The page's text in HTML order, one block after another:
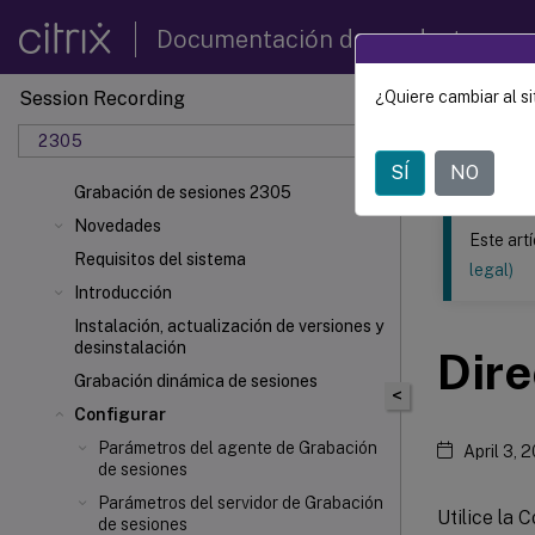
Documentación de productos
Session Recording
2305
Grabación de sesiones 2305
Novedades
Requisitos del sistema
Introducción
Instalación, actualización de versiones y
desinstalación
Grabación dinámica de sesiones
Configurar
Parámetros del agente de Grabación
de sesiones
Parámetros del servidor de Grabación
de sesiones
Este
<
Este
legal)
April 3,
Utilice la
¿Quiere cambiar al
SÍ NO